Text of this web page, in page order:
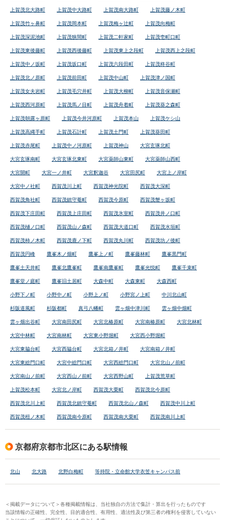
上賀茂北大路町 上賀茂中大路町 上賀茂南大路町 上賀茂藤ノ木町
上賀茂竹ヶ鼻町 上賀茂岡本町 上賀茂梅ヶ辻町 上賀茂向梅町
上賀茂深泥池町 上賀茂狭間町 上賀茂二軒家町 上賀茂壱町口町
上賀茂東後藤町 上賀茂西後藤町 上賀茂東上之段町 上賀茂西上之段町
上賀茂中ノ坂町 上賀茂坂口町 上賀茂六段田町 上賀茂柊谷町
上賀茂北ノ原町 上賀茂前田町 上賀茂中山町 上賀茂津ノ国町
上賀茂女夫岩町 上賀茂毛穴井町 上賀茂大柳町 上賀茂音保瀬町
上賀茂西河原町 上賀茂馬ノ目町 上賀茂舟着町 上賀茂葵之森町
上賀茂朝露ヶ原町 上賀茂今井河原町 上賀茂本山 上賀茂ケシ山
上賀茂高縄手町 上賀茂石計町 上賀茂土門町 上賀茂葵田町
上賀茂赤尾町 上賀茂中ノ河原町 上賀茂神山 大宮玄琢北町
大宮玄琢南町 大宮玄琢北東町 大宮薬師山東町 大宮薬師山西町
大宮開町 大宮一ノ井町 大宮釈迦谷 大宮田尻町 大宮上ノ岸町
大宮中ノ社町 西賀茂川上町 西賀茂神光院町 西賀茂大深町
西賀茂角社町 西賀茂鎮守菴町 西賀茂今原町 西賀茂蟹ヶ坂町
西賀茂下庄田町 西賀茂上庄田町 西賀茂氷室町 西賀茂井ノ口町
西賀茂樋ノ口町 西賀茂山ノ森町 西賀茂大道口町 西賀茂水垣町
西賀茂柿ノ木町 西賀茂鹿ノ下町 西賀茂丸川町 西賀茂坊ノ後町
西賀茂円峰 鷹峯木ノ畑町 鷹峯上ノ町 鷹峯藤林町 鷹峯黒門町
鷹峯土天井町 鷹峯北鷹峯町 鷹峯南鷹峯町 鷹峯光悦町 鷹峯千束町
鷹峯堂ノ庭町 鷹峯旧土居町 大森中町 大森東町 大森西町
小野下ノ町 小野中ノ町 小野上ノ町 小野宮ノ上町 中川北山町
杉阪道風町 杉阪都町 真弓八幡町 雲ヶ畑中津川町 雲ヶ畑中畑町
雲ヶ畑出谷町 大宮南田尻町 大宮北椿原町 大宮南椿原町 大宮北林町
大宮中林町 大宮南林町 大宮東小野堀町 大宮西小野堀町
大宮東脇台町 大宮西脇台町 大宮北箱ノ井町 大宮南箱ノ井町
大宮東総門口町 大宮中総門口町 大宮西総門口町 大宮北山ノ前町
大宮南山ノ前町 大宮西山ノ前町 大宮西野山町 上賀茂荒草町
上賀茂松本町 大宮北ノ岸町 西賀茂大栗町 西賀茂北今原町
西賀茂北川上町 西賀茂北鎮守菴町 西賀茂北山ノ森町 西賀茂中川上町
西賀茂榿ノ木町 西賀茂南今原町 西賀茂南大栗町 西賀茂南川上町
京都府京都市北区にある駅情報
北山 北大路 北野白梅町 等持院・立命館大学衣笠キャンパス前
＜掲載データについて＞各種掲載情報は、当社独自の方法で集計・算出を行ったものです
当該情報の正確性、完全性、目的適合性、有用性、適法性及び第三者の権利を侵害していない